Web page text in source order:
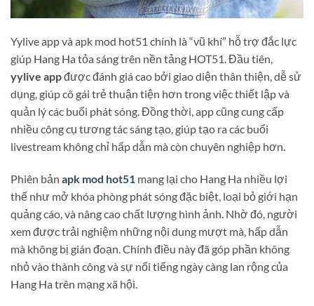
Yylive app và apk mod hot51 chính là “vũ khí” hỗ trợ đắc lực
giúp Hang Ha tỏa sáng trên nền tảng HOT51. Đầu tiên,
yylive appđược đánh giá cao bởi giao diện thân thiện, dễ sử
dụng, giúp cô gái trẻ thuận tiện hơn trong việc thiết lập và
quản lý các buổi phát sóng. Đồng thời, app cũng cung cấp
nhiều công cụ tương tác sáng tạo, giúp tạo ra các buổi
livestream không chỉ hấp dẫn mà còn chuyên nghiệp hơn.
Phiên bản apk mod hot51 mang lại cho Hang Ha nhiều lợi
thế như mở khóa phòng phát sóng đặc biệt, loại bỏ giới hạn
quảng cáo, và nâng cao chất lượng hình ảnh. Nhờ đó, người
xem được trải nghiệm những nội dung mượt mà, hấp dẫn
mà không bị gián đoạn. Chính điều này đã góp phần không
nhỏ vào thành công và sự nổi tiếng ngày càng lan rộng của
Hang Ha trên mạng xã hội.